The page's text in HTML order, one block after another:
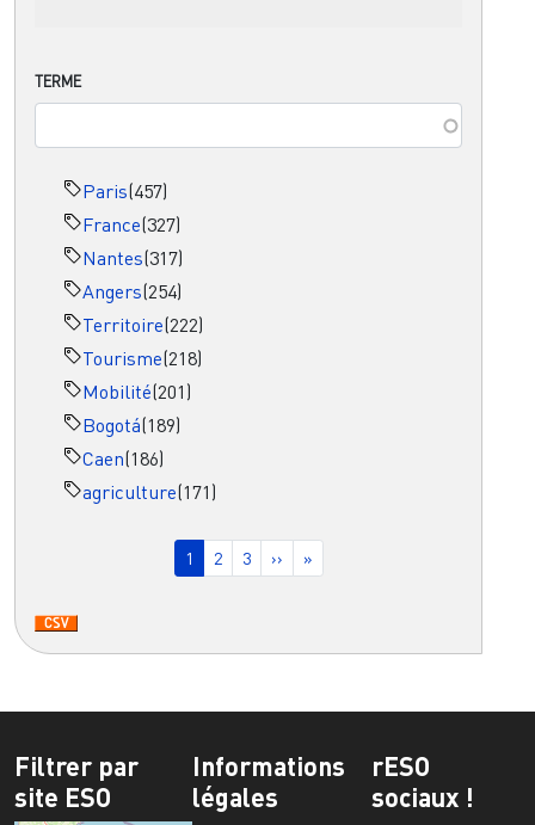
TERME
Paris(457)
France(327)
Nantes(317)
Angers(254)
Territoire(222)
Tourisme(218)
Mobilité(201)
Bogotá(189)
Caen(186)
agriculture(171)
Page courante
1 Page
2 Page
3 Page suivante
›› Dernière page
»
Filtrer par
site ESO
Informations
légales
rESO
sociaux !